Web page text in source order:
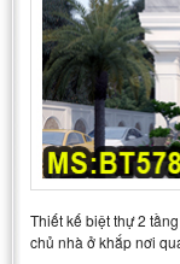
Thiết kế biệt thự 2
chủ nhà ở khắp nơi